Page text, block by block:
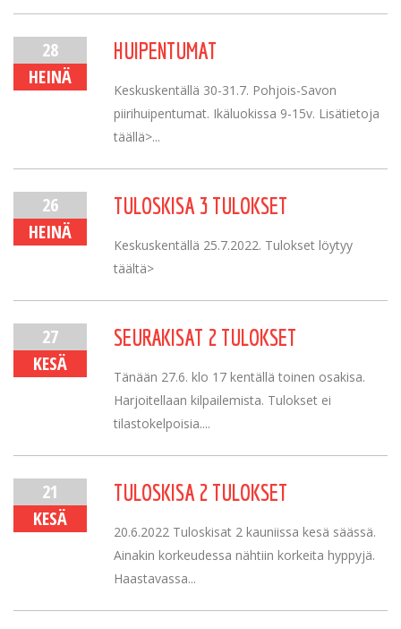
28
HEINÄ
HUIPENTUMAT
Keskuskentällä 30-31.7. Pohjois-Savon
piirihuipentumat. Ikäluokissa 9-15v. Lisätietoja
täällä>...
26
HEINÄ
TULOSKISA 3 TULOKSET
Keskuskentällä 25.7.2022. Tulokset löytyy
täältä>
27
KESÄ
SEURAKISAT 2 TULOKSET
Tänään 27.6. klo 17 kentällä toinen osakisa.
Harjoitellaan kilpailemista. Tulokset ei
tilastokelpoisia....
21
KESÄ
TULOSKISA 2 TULOKSET
20.6.2022 Tuloskisat 2 kauniissa kesä säässä.
Ainakin korkeudessa nähtiin korkeita hyppyjä.
Haastavassa...